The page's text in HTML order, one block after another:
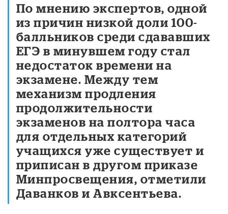
По мнению экспертов, одной
из причин низкой доли 100-
балльников среди сдававших
ЕГЭ в минувшем году стал
недостаток времени на
экзамене. Между тем
механизм продления
продолжительности
экзаменов на полтора часа
для отдельных категорий
учащихся уже существует и
приписан в другом приказе
Минпросвещения, отметили
Даванков и Авксентьева.